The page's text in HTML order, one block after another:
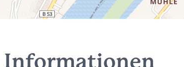
Informationen